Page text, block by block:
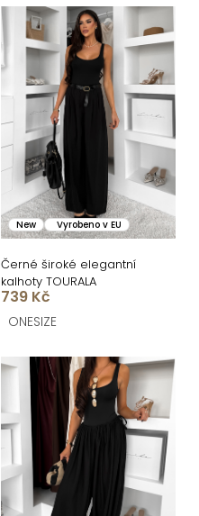
New Vyrobeno v EU
Černé široké elegantní
kalhoty TOURALA
739 Kč
ONESIZE